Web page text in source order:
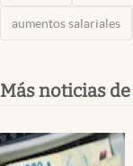
aumentos salariales
Más noticias de